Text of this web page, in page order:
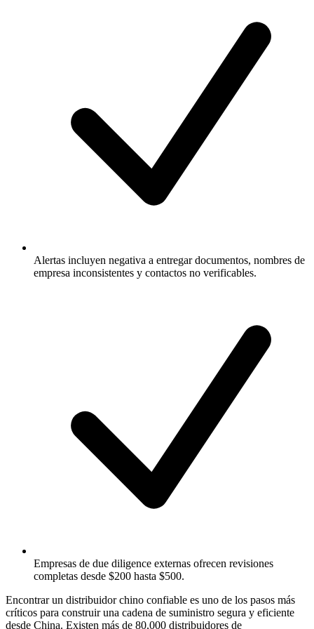
Alertas incluyen negativa a entregar documentos, nombres de
empresa inconsistentes y contactos no verificables.
Empresas de due diligence externas ofrecen revisiones
completas desde $200 hasta $500.
Encontrar un distribuidor chino confiable es uno de los pasos más
críticos para construir una cadena de suministro segura y eficiente
desde China. Existen más de 80,000 distribuidores de